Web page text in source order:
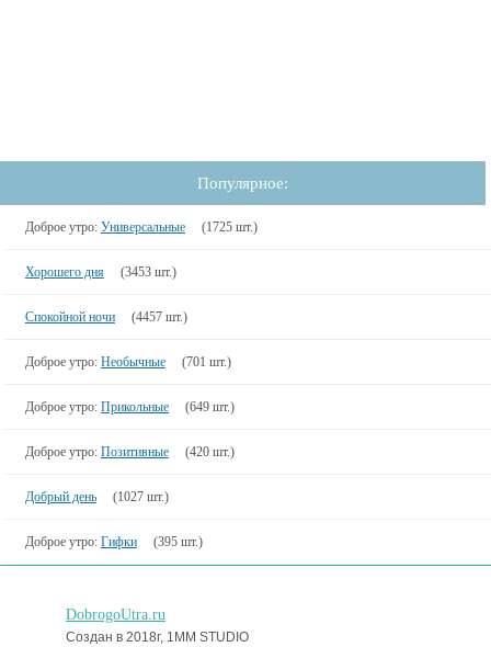
Популярное:
Доброе утро: Универсальные (1725 шт.)
Хорошего дня (3453 шт.)
Спокойной ночи (4457 шт.)
Доброе утро: Необычные (701 шт.)
Доброе утро: Прикольные (649 шт.)
Доброе утро: Позитивные (420 шт.)
Добрый день (1027 шт.)
Доброе утро: Гифки (395 шт.)
DobrogoUtra.ru
Создан в 2018г, 1MM STUDIO